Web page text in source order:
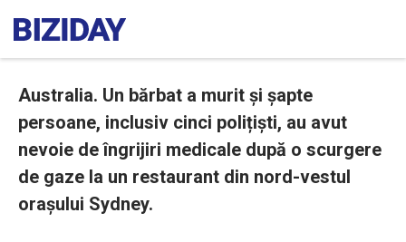
Australia. Un bărbat a murit și șapte
persoane, inclusiv cinci polițiști, au avut
nevoie de îngrijiri medicale după o scurgere
de gaze la un restaurant din nord-vestul
orașului Sydney.